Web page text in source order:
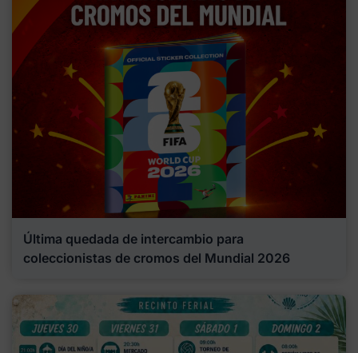
Última quedada de intercambio para
coleccionistas de cromos del Mundial 2026